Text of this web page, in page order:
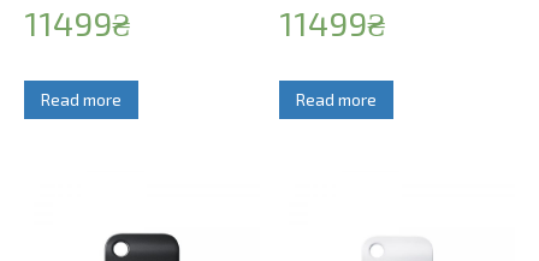
11499₴
Read more
11499₴
Read more